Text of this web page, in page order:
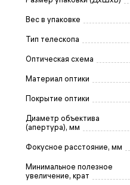
Вес в упаковке
Тип телескопа
Оптическая схема
Материал оптики
Покрытие оптики
Диаметр объектива
(апертура), мм
Фокусное расстояние, мм
Минимальное полезное
увеличение, крат